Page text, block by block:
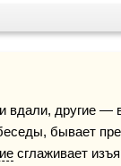
вдали, другие —
сглаживает